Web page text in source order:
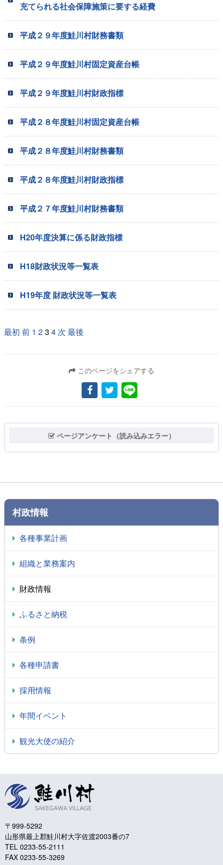
充てられる社会保障施策に要する経費
平成２９年度鮭川村財務書類
平成２９年度鮭川村固定資産台帳
平成２９年度鮭川村財政指標
平成２８年度鮭川村固定資産台帳
平成２８年度鮭川村財務書類
平成２８年度鮭川村財政指標
平成２７年度鮭川村財務書類
H20年度決算に係る財政指標
H18財政状況等一覧表
H19年度 財政状況等一覧表
最初 前 1 23 4 次 最後
このページをシェアする
ページアンケート（読み込みエラー）
村政情報
各種事業計画
組織と業務案内
財政情報
ふるさと納税
条例
各種申請書
採用情報
年間イベント
観光大使の紹介
〒999-5292
山形県最上郡鮭川村大字佐渡2003番の7
TEL 0233-55-2111
FAX 0233-55-3269